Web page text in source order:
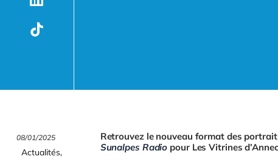
08/01/2025
Actualités,
Retrouvez le nouveau format des
Sunalpes Radio pour Les Vitrines